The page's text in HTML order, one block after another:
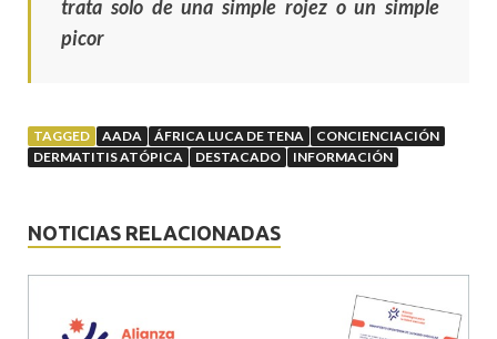
trata solo de una simple rojez o un simple
picor
TAGGED AADA ÁFRICA LUCA DE TENA
CONCIENCIACIÓN
DERMATITIS ATÓPICA
DESTACADO INFORMACIÓN
NOTICIAS RELACIONADAS